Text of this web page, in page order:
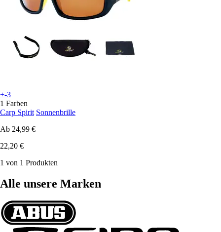
+-3
1 Farben
Carp Spirit Sonnenbrille
Ab 24,99 €
22,20 €
1 von 1 Produkten
Alle unsere Marken